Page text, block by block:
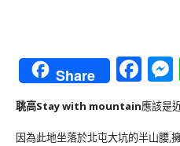
Share
聎高Stay with mountain應該是
因為此地坐落於北屯大坑的半山腰,